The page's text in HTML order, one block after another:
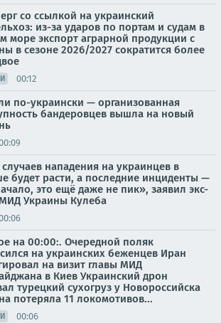
со ссылкой на украинский
из-за ударов по портам и судам в
море экспорт аграрной продукции с
в сезоне 2026/2027 сократится более
00:12
по-украински — организованная
бандеровцев вышла на новый
нападения на украинцев в
будет расти, а последние инциденты —
это ещё даже не пик», заявил экс-
МИД Украины Кулеба
на 00:00:. Очередной поляк
на украинских беженцев Иран
на визит главы МИД
в Киев Украинский дрон
турецкий сухогруз у Новороссийска
потеряла 11 локомотивов...
00:06